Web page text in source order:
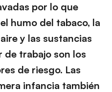
por lo que
humo del tabaco, la
y las sustancias
de trabajo son los
de riesgo. Las
infancia también